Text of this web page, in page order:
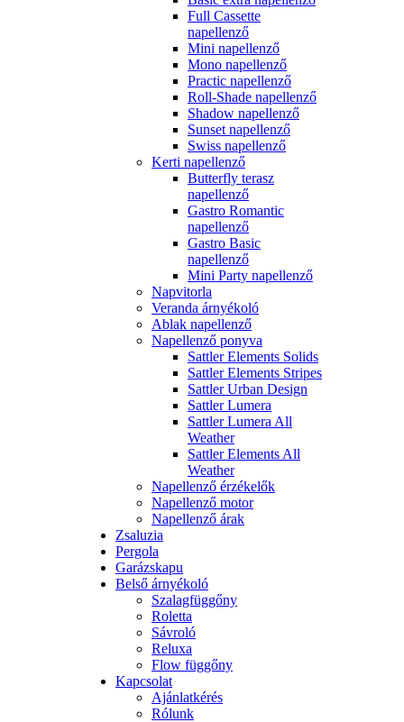
Full Cassette
napellenző
Mini napellenző
Mono napellenző
Practic napellenző
Roll-Shade napellenző
Shadow napellenző
Sunset napellenző
Swiss napellenző
Kerti napellenző
Butterfly terasz
napellenző
Gastro Romantic
napellenző
Gastro Basic
napellenző
Mini Party napellenző
Napvitorla
Veranda árnyékoló
Ablak napellenző
Napellenző ponyva
Sattler Elements Solids
Sattler Elements Stripes
Sattler Urban Design
Sattler Lumera
Sattler Lumera All
Weather
Sattler Elements All
Weather
Napellenző érzékelők
Napellenző motor
Napellenző árak
Zsaluzia
Pergola
Garázskapu
Belső árnyékoló
Szalagfüggőny
Roletta
Sávroló
Reluxa
Flow függőny
Kapcsolat
Ajánlatkérés
Rólunk